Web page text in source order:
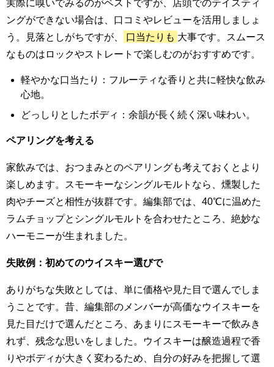
実際に嗅いでみるのがベストですが、店頭でのテイスティ
ングができない場合は、口コミやレビューを活用しましょ
う。見落としがちですが、
口当たりも 大事です。スムース
なものはロックやストレートで楽しむのがおすすめです。
軽やかな口当たり：フルーティな香りと共に軽快な飲み
心地。
どっしりとしたボディ：余韻が長く続く深い味わい。
ペアリングを考える
家飲みでは、おつまみとのペアリングも考えておくとより
楽しめます。スモーキーなシングルモルトなら、燻製した
肉やチーズと相性が抜群です。編集部では、40℃に温めた
ラムチョップとシングルモルトを合わせたところ、絶妙な
ハーモニーが生まれました。
失敗例：初めてのウイスキー選びで
ありがちな失敗としては、単に価格や見た目で選んでしま
うことです。昔、編集部のメンバーが高価なウイスキーを
見た目だけで選んだところ、あまりにスモーキーで飲みき
れず、残念な思いをしました。ウイスキーは醸造過程で香
りやボディが大きく変わるため、自分の好みを把握して選